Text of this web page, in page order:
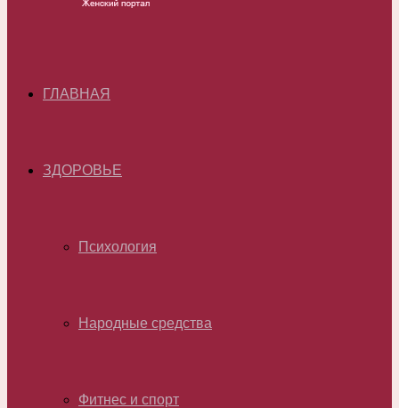
ГЛАВНАЯ
ЗДОРОВЬЕ
Психология
Народные средства
Фитнес и спорт